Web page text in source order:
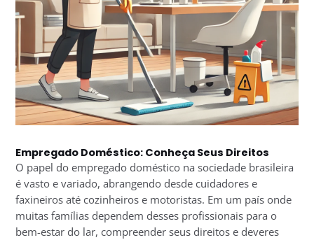
Empregado Doméstico: Conheça Seus Direitos
O papel do empregado doméstico na sociedade brasileira
é vasto e variado, abrangendo desde cuidadores e
faxineiros até cozinheiros e motoristas. Em um país onde
muitas famílias dependem desses profissionais para o
bem-estar do lar, compreender seus direitos e deveres